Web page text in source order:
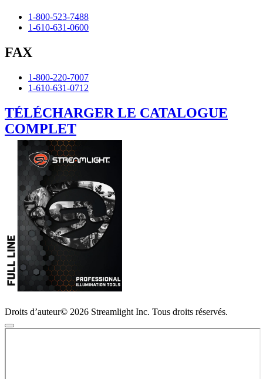
1-800-523-7488
1-610-631-0600
FAX
1-800-220-7007
1-610-631-0712
TÉLÉCHARGER LE CATALOGUE
COMPLET
Droits d’auteur© 2026 Streamlight Inc. Tous droits réservés.